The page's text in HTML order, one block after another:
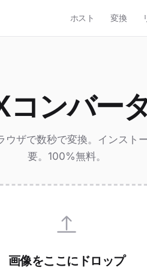
ホスト 変換
コンバー
ウザで数秒で変換。インスト
要。100%無料。
画像をここにドロップ